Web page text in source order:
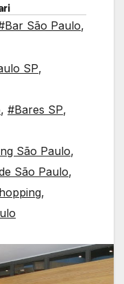
São Paulo,
SP,
, #Bares SP,
São Paulo,
São Paulo,
,